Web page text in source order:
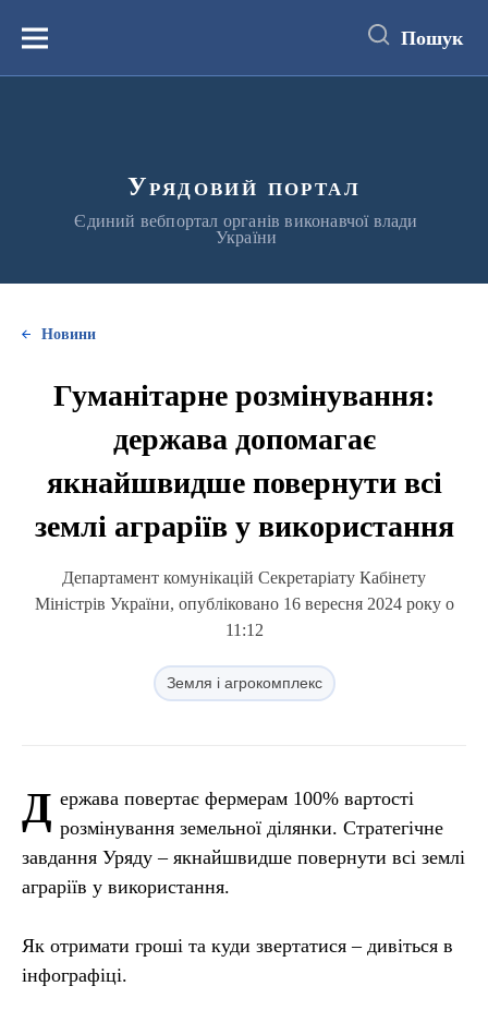
вмістуМеню Пошук
Урядовий портал
Єдиний вебпортал органів виконавчої влади
України
Новини
Гуманітарне розмінування:
держава допомагає
якнайшвидше повернути всі
землі аграріїв у використання
Департамент комунікацій Секретаріату Кабінету
Міністрів України, опубліковано 16 вересня 2024 року о
11:12
Земля і агрокомплекс
Д ержава повертає фермерам 100% вартості
розмінування земельної ділянки. Стратегічне
завдання Уряду – якнайшвидше повернути всі землі
аграріїв у використання.
Як отримати гроші та куди звертатися – дивіться в
інфографіці.